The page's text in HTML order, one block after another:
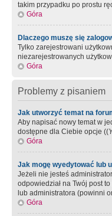
takim przypadku po prostu
Góra
Dlaczego muszę się
Tylko zarejestrowani
niezarejestrowanych
Góra
Problemy z pisaniem
Jak utworzyć temat na
Aby napisać nowy temat w
dostępne dla Ciebie opcje ((
Góra
Jak mogę wyedytować lub
Jeżeli nie jesteś
odpowiedział na Twój post
lub administratora (powinni
Góra